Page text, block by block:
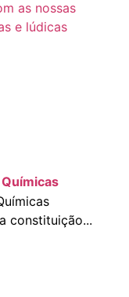
constituição...